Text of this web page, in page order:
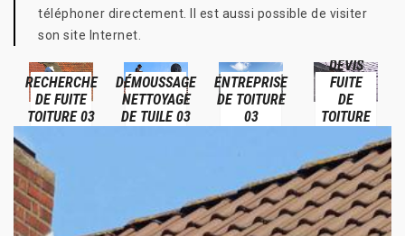
téléphoner directement. Il est aussi possible de visiter
son site Internet.
RECHERCHE
DE FUITE
TOITURE 03
DÉMOUSSAGE
NETTOYAGE
DE TUILE 03
ENTREPRISE
DE TOITURE
DEVIS
FUITE
TOITURE